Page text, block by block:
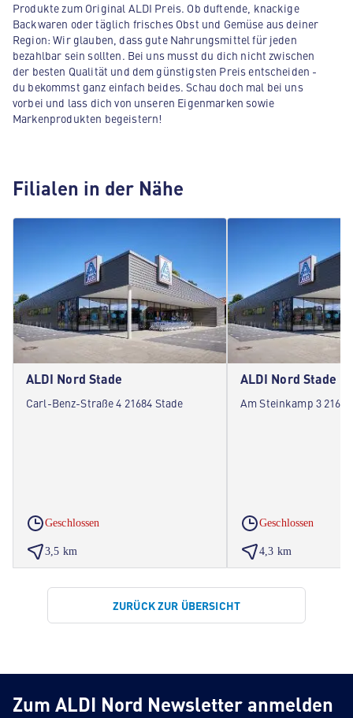
Produkte zum Original ALDI Preis. Ob duftende, knackige
Backwaren oder täglich frisches Obst und Gemüse aus deiner
Region: Wir glauben, dass gute Nahrungsmittel für jeden
bezahlbar sein sollten. Bei uns musst du dich nicht zwischen
der besten Qualität und dem günstigsten Preis entscheiden -
du bekommst ganz einfach beides. Schau doch mal bei uns
vorbei und lass dich von unseren Eigenmarken sowie
Markenprodukten begeistern!
Filialen in der Nähe
ALDI Nord Stade
Carl-Benz-Straße 4 21684 Stade
Geschlossen
3,5 km
ALDI Nord Stade
Am Steinkamp 3
Geschlossen
4,3 km
ZURÜCK ZUR ÜBERSICHT
Zum ALDI Nord Newsletter anmelden